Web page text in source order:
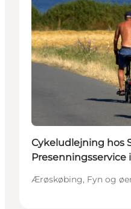
Cykeludlejning hos
Ærøskøbing, Fyn og